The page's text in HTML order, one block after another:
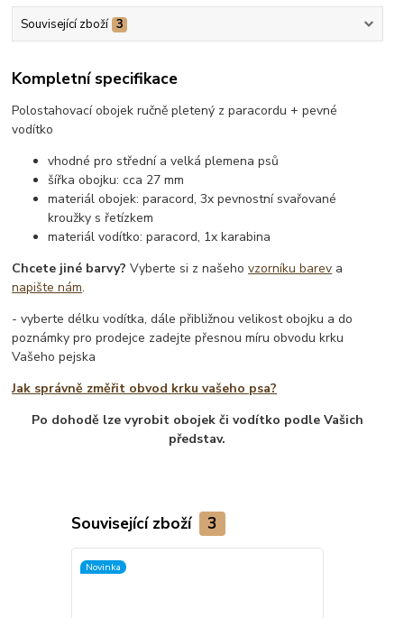
Související zboží 3
Kompletní specifikace
Polostahovací obojek ručně pletený z paracordu + pevné
vodítko
vhodné pro střední a velká plemena psů
šířka obojku: cca 27 mm
materiál obojek: paracord, 3x pevnostní svařované
kroužky s řetízkem
materiál vodítko: paracord, 1x karabina
Chcete jiné barvy? Vyberte si z našehovzorníku barev a
napište nám.
- vyberte délku vodítka, dále přibližnou velikost obojku a do
poznámky pro prodejce zadejte přesnou míru obvodu krku
Vašeho pejska
Jak správně změřit obvod krku vašeho psa?
Po dohodě lze vyrobit obojek či vodítko podle Vašich
představ.
Související zboží 3
Novinka